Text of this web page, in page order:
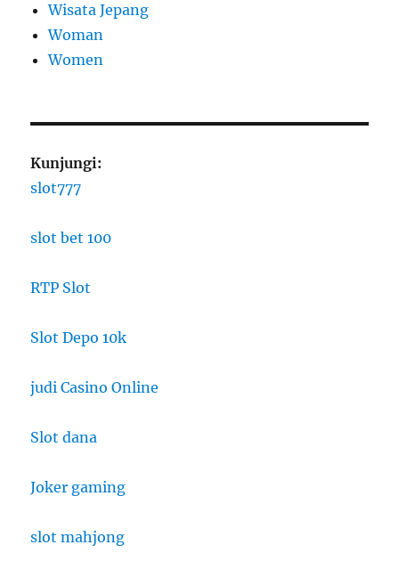
Wisata Jepang
Woman
Women
Kunjungi:
slot777
slot bet 100
RTP Slot
Slot Depo 10k
judi Casino Online
Slot dana
Joker gaming
slot mahjong